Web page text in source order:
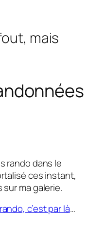
mais
rando dans le
ces instant,
sur ma galerie.
c’est par là…